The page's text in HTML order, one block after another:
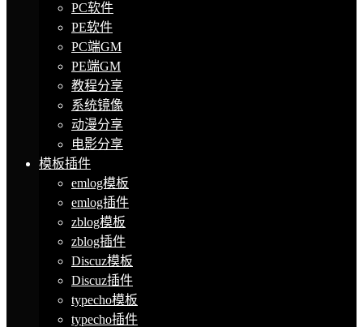
PC软件
PE软件
PC端GM
PE端GM
教程分享
系统镜像
动漫分享
电影分享
模板插件
emlog模板
emlog插件
zblog模板
zblog插件
Discuz模板
Discuz插件
typecho模板
typecho插件